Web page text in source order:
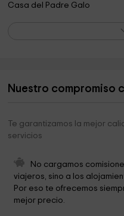
Casa del Padre Galo
Área recreativa la Trapa
Santa Ana Chapel
Iglesia Milenaria De San Miguel
Ermita La Fabariega
Cementerio de Canero
Nuestro compromiso
Te garantizamos la mejor
servicios
No cargamos
viajeros, sino a los
Por eso te ofrecemos
mejor precio.